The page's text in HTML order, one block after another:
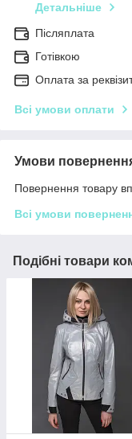
Детальніше
Післяплата
Готівкою
Оплата за
Всі умови оплати
Умови
Повернення товару
Всі умови
Подібні товари